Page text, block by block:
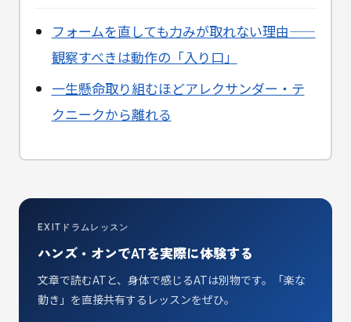
フォームを直しても力みが取れない理由——
観察すべきは動作の「入り口」
一生懸命取り組むほどアレクサンダー・テ
クニークから離れる
EXITドラムレッスン
ハンズ・オンでATを実際に体験する
文章で読むATと、身体で感じるATは別物です。「楽な
動き」を直接共有するレッスンをぜひ。